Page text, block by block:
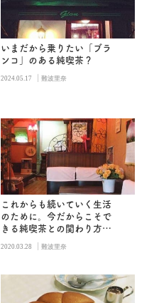
いまだから乗りたい「ブラ
ンコ」のある純喫茶？
2024.05.17 | 難波里奈
これからも続いていく生活
のために。今だからこそで
きる純喫茶との関わり方／
2020.03.28 | 難波里奈